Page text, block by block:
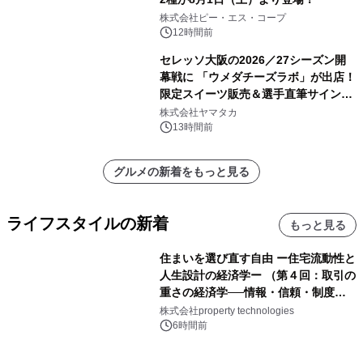
株式会社ピー・エス・コープ
12時間前
セレッソ大阪の2026／27シーズン開
幕戦に 「ウメダチーズラボ」が出店！
限定スイーツ販売＆選手直筆サイング
ッズが当たる抽選会を 8月8日に開催
株式会社ヤマタカ
13時間前
グルメの新着をもっと見る
ライフスタイルの新着 もっと見る
住まいを選び直す自由 ー住宅流動性と
人生設計の経済学ー （第４回：取引の
重さの経済学──情報・信頼・制度を
PropTechはどう組み替えるか）｜
PropTech-Lab
株式会社property technologies
6時間前